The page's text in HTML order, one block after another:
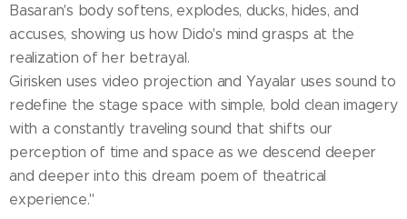
Basaran's body softens, explodes, ducks, hides, and
accuses, showing us how Dido's mind grasps at the
realization of her betrayal.
Girisken uses video projection and Yayalar uses sound to
redefine the stage space with simple, bold clean imagery
with a constantly traveling sound that shifts our
perception of time and space as we descend deeper
and deeper into this dream poem of theatrical
experience."